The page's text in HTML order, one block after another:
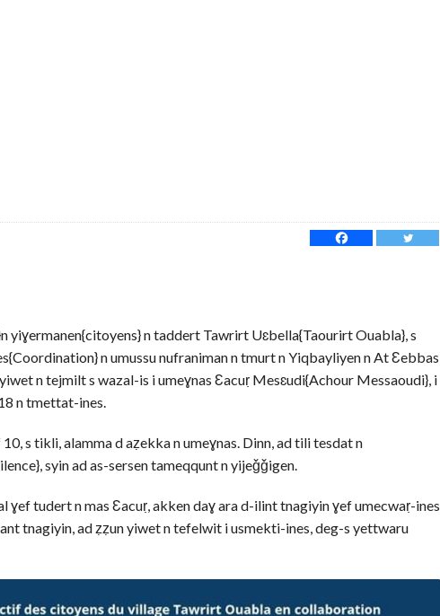
yiɣermanen{citoyens} n taddert Tawrirt Uɛbella{Taourirt Ouabla}, s
n umussu nufraniman n tmurt n Yiqbayliyen n At Ɛebbas
n tejmilt s wazal-is i umeɣnas Ɛacuṛ Mesɛudi{Achour Messaoudi}, i
n tmettat-ines.
s tikli, alamma d aẓekka n umeɣnas. Dinn, ad tili tesdat n
syin ad as-sersen tameqqunt n yijeǧǧigen.
ɣef tudert n mas Ɛacuṛ, akken daɣ ara d-ilint tnagiyin ɣef umecwaṛ-ines
tnagiyin, ad ẓẓun yiwet n tefelwit i usmekti-ines, deg-s yettwaru